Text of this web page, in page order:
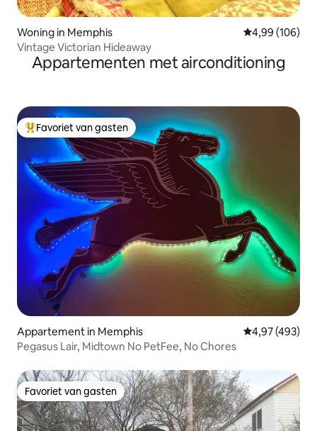
Woning in Memphis Gemiddelde
4,99 (106)
Vintage Victorian Hideaway
Appartementen met airconditioning
Topfavoriet van gasten
Favoriet van gasten
Appartement in Memphis Gemiddelde
4,97 (493)
Pegasus Lair, Midtown No PetFee, No Chores
Favoriet van gasten
Favoriet van gasten